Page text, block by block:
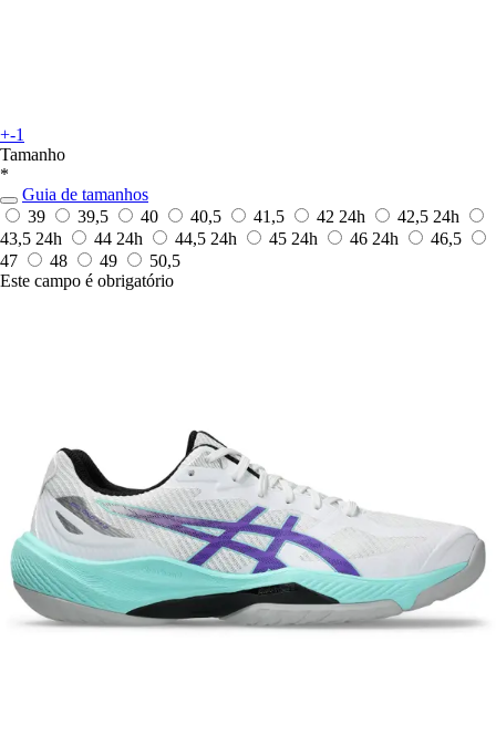
+-1
Tamanho
*
Guia de tamanhos
39
39,5 40 40,5 41,5 42 24h 42,5 24h
43,5 24h 44 24h 44,5 24h 45 24h 46 24h
46,5
47
48 49
50,5
Este campo é obrigatório